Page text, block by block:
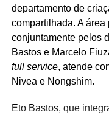
departamento de
compartilhada. A
conjuntamente pelos
Bastos e Marcelo
full service, atende
Nivea e Nongshim.
Eto Bastos, que